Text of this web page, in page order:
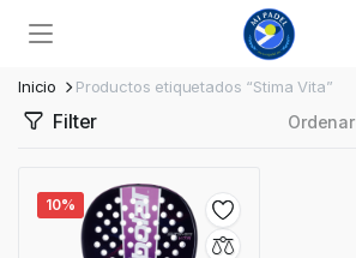
Inicio Productos etiquetados “Stima Vita”
Filter Ordenar
10%